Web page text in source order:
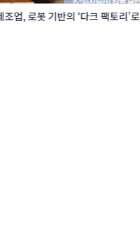
조업, 로봇 기반의 ‘다크 팩토리’로